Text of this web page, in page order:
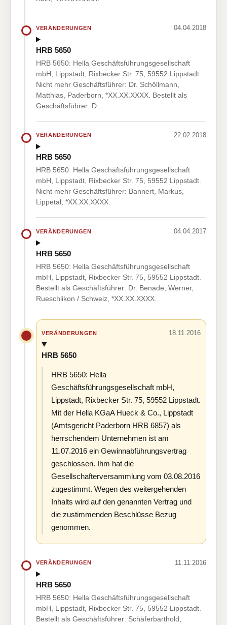
VERÄNDERUNGEN 04.04.2018
HRB 5650
HRB 5650: Hella Geschäftsführungsgesellschaft
mbH, Lippstadt, Rixbecker Str. 75, 59552 Lippstadt.
Nicht mehr Geschäftsführer: Dr. Schöllmann,
Matthias, Paderborn, *XX.XX.XXXX. Bestellt als
Geschäftsführer: D…
VERÄNDERUNGEN 22.02.2018
HRB 5650
HRB 5650: Hella Geschäftsführungsgesellschaft
mbH, Lippstadt, Rixbecker Str. 75, 59552 Lippstadt.
Nicht mehr Geschäftsführer: Bannert, Markus,
Lippetal, *XX.XX.XXXX.
VERÄNDERUNGEN 04.04.2017
HRB 5650
HRB 5650: Hella Geschäftsführungsgesellschaft
mbH, Lippstadt, Rixbecker Str. 75, 59552 Lippstadt.
Bestellt als Geschäftsführer: Dr. Benade, Werner,
Rueschlikon / Schweiz, *XX.XX.XXXX.
VERÄNDERUNGEN 18.11.2016
HRB 5650
HRB 5650: Hella
Geschäftsführungsgesellschaft mbH,
Lippstadt, Rixbecker Str. 75, 59552 Lippstadt.
Mit der Hella KGaA Hueck & Co., Lippstadt
(Amtsgericht Paderborn HRB 6857) als
herrschendem Unternehmen ist am
11.07.2016 ein Gewinnabführungsvertrag
geschlossen. Ihm hat die
Gesellschafterversammlung vom 03.08.2016
zugestimmt. Wegen des weitergehenden
Inhalts wird auf den genannten Vertrag und
die zustimmenden Beschlüsse Bezug
genommen.
VERÄNDERUNGEN 11.11.2016
HRB 5650
HRB 5650: Hella Geschäftsführungsgesellschaft
mbH, Lippstadt, Rixbecker Str. 75, 59552 Lippstadt.
Bestellt als Geschäftsführer: Schäferbarthold,